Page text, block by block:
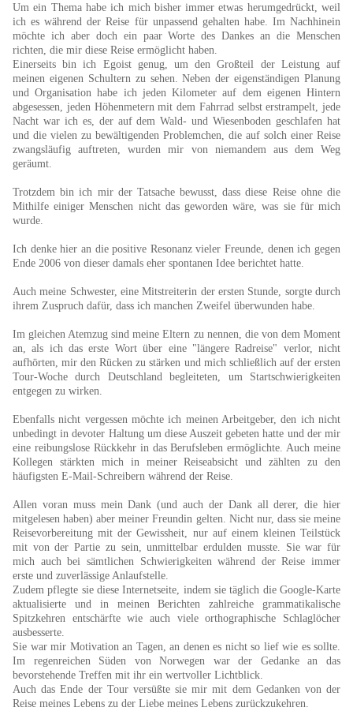
Um ein Thema habe ich mich bisher immer etwas herumgedrückt, weil
ich es während der Reise für unpassend gehalten habe. Im Nachhinein
möchte ich aber doch ein paar Worte des Dankes an die Menschen
richten, die mir diese Reise ermöglicht haben.
Einerseits bin ich Egoist genug, um den Großteil der Leistung auf
meinen eigenen Schultern zu sehen. Neben der eigenständigen Planung
und Organisation habe ich jeden Kilometer auf dem eigenen Hintern
abgesessen, jeden Höhenmetern mit dem Fahrrad selbst erstrampelt, jede
Nacht war ich es, der auf dem Wald- und Wiesenboden geschlafen hat
und die vielen zu bewältigenden Problemchen, die auf solch einer Reise
zwangsläufig auftreten, wurden mir von niemandem aus dem Weg
geräumt.
Trotzdem bin ich mir der Tatsache bewusst, dass diese Reise ohne die
Mithilfe einiger Menschen nicht das geworden wäre, was sie für mich
wurde.
Ich denke hier an die positive Resonanz vieler Freunde, denen ich gegen
Ende 2006 von dieser damals eher spontanen Idee berichtet hatte.
Auch meine Schwester, eine Mitstreiterin der ersten Stunde, sorgte durch
ihrem Zuspruch dafür, dass ich manchen Zweifel überwunden habe.
Im gleichen Atemzug sind meine Eltern zu nennen, die von dem Moment
an, als ich das erste Wort über eine "längere Radreise" verlor, nicht
aufhörten, mir den Rücken zu stärken und mich schließlich auf der ersten
Tour-Woche durch Deutschland begleiteten, um Startschwierigkeiten
entgegen zu wirken.
Ebenfalls nicht vergessen möchte ich meinen Arbeitgeber, den ich nicht
unbedingt in devoter Haltung um diese Auszeit gebeten hatte und der mir
eine reibungslose Rückkehr in das Berufsleben ermöglichte. Auch meine
Kollegen stärkten mich in meiner Reiseabsicht und zählten zu den
häufigsten E-Mail-Schreibern während der Reise.
Allen voran muss mein Dank (und auch der Dank all derer, die hier
mitgelesen haben) aber meiner Freundin gelten. Nicht nur, dass sie meine
Reisevorbereitung mit der Gewissheit, nur auf einem kleinen Teilstück
mit von der Partie zu sein, unmittelbar erdulden musste. Sie war für
mich auch bei sämtlichen Schwierigkeiten während der Reise immer
erste und zuverlässige Anlaufstelle.
Zudem pflegte sie diese Internetseite, indem sie täglich die Google-Karte
aktualisierte und in meinen Berichten zahlreiche grammatikalische
Spitzkehren entschärfte wie auch viele orthographische Schlaglöcher
ausbesserte.
Sie war mir Motivation an Tagen, an denen es nicht so lief wie es sollte.
Im regenreichen Süden von Norwegen war der Gedanke an das
bevorstehende Treffen mit ihr ein wertvoller Lichtblick.
Auch das Ende der Tour versüßte sie mir mit dem Gedanken von der
Reise meines Lebens zu der Liebe meines Lebens zurückzukehren.